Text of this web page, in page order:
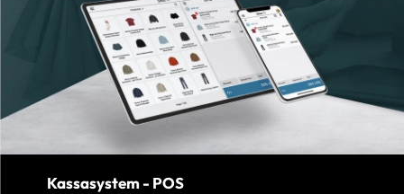
Kassasystem - POS